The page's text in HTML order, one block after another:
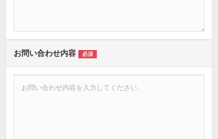
お問い合わせ内容 必須